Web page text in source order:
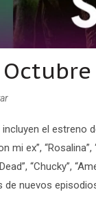
el estreno
ex”, “Rosalina”,
“Chucky”,
de nuevos